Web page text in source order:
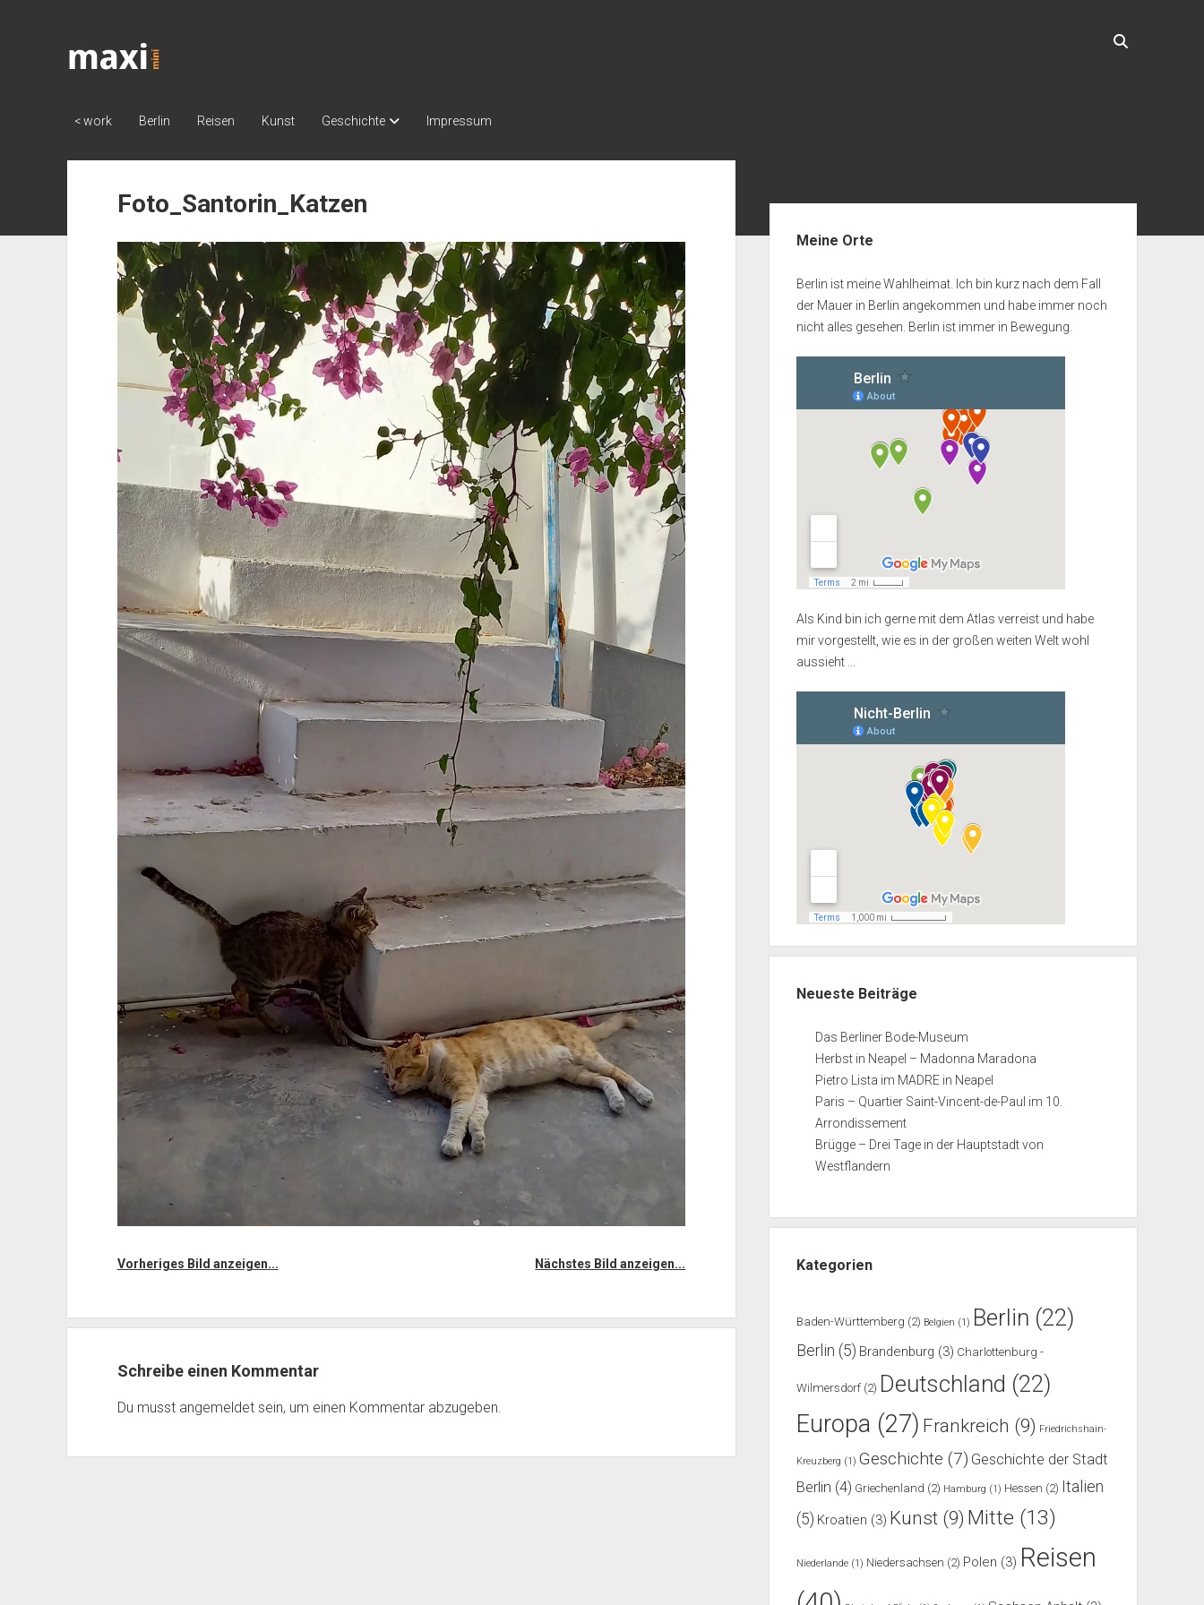
Maximini
< work Berlin Reisen Kunst Geschichte Impressum
Foto_Santorin_Katzen
Vorheriges Bild anzeigen... Nächstes Bild anzeigen...
Schreibe einen Kommentar
Du musst angemeldetsein, um einen Kommentar abzugeben.
Meine Orte
Berlin ist meine Wahlheimat. Ich bin kurz nach dem Fall
der Mauer in Berlin angekommen und habe immer noch
nicht alles gesehen. Berlin ist immer in Bewegung.
Als Kind bin ich gerne mit dem Atlas verreist und habe
mir vorgestellt, wie es in der großen weiten Welt wohl
aussieht ...
Neueste Beiträge
Das Berliner Bode-Museum
Herbst in Neapel – Madonna Maradona
Pietro Lista im MADRE in Neapel
Paris – Quartier Saint-Vincent-de-Paul im 10.
Arrondissement
Brügge – Drei Tage in der Hauptstadt von
Westflandern
Kategorien
Baden-Württemberg (2) Belgien (1) Berlin (22)
Berlin (5) Brandenburg (3) Charlottenburg -
Wilmersdorf (2) Deutschland (22)
Europa (27) Frankreich (9) Friedrichshain-
Kreuzberg (1) Geschichte (7) Geschichte der Stadt
Berlin (4) Griechenland (2) Hamburg (1) Hessen (2) Italien
(5) Kroatien (3) Kunst (9) Mitte (13)
Niederlande (1) Niedersachsen (2) Polen (3) Reisen